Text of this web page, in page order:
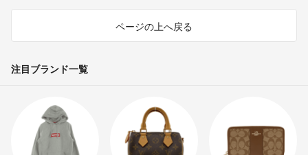
ページの上へ戻る
注目ブランド一覧